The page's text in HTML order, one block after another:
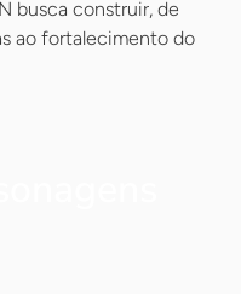
busca construir, de
ao fortalecimento do